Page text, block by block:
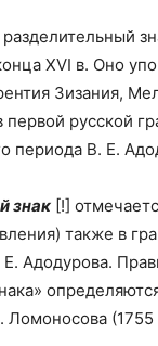
разделительный
XVI в. Оно
Зизания,
первой русской
периода В. Е.
знак [!]
также в
Адодурова.
Ломоносова (1755